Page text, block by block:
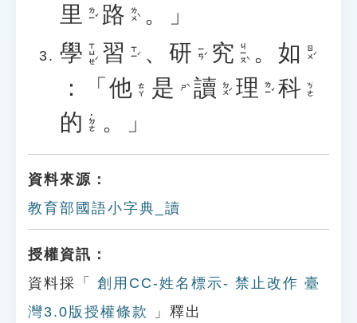
里 ㄌㄧˇ 路 ㄌㄨˋ 。」
學 ㄒㄩㄝˊ 習 ㄒㄧˊ 、 研 ㄧㄢˊ 究 ㄐㄧㄡˋ 。 如 ㄖㄨˊ
：「 他 ㄊㄚ 是 ㄕˋ 讀 ㄉㄨˊ 理 ㄌㄧˇ 科 ㄎㄜ
的 ˙ㄉㄜ 。」
資料來源：
教育部國語小字典_讀
授權資訊：
資料採「
創用CC-姓名標示- 禁止改作 臺
灣3.0版授權條款
」釋出